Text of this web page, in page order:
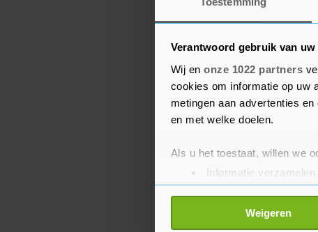
Verantwoord gebruik van uw
Wij en onze 1022 partners
cookies om informatie op uw
metingen aan advertenties
en met welke doelen.
Als u het toestaat, willen we
Informatie
Uw apparaat
Lees meer over hoe uw
toestemming op elk moment
Weigeren